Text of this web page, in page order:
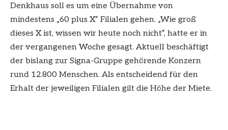
Denkhaus soll es um eine Übernahme von
mindestens „60 plus X“ Filialen gehen. „Wie groß
dieses X ist, wissen wir heute noch nicht“, hatte er in
der vergangenen Woche gesagt. Aktuell beschäftigt
der bislang zur Signa-Gruppe gehörende Konzern
rund 12.800 Menschen. Als entscheidend für den
Erhalt der jeweiligen Filialen gilt die Höhe der Miete.